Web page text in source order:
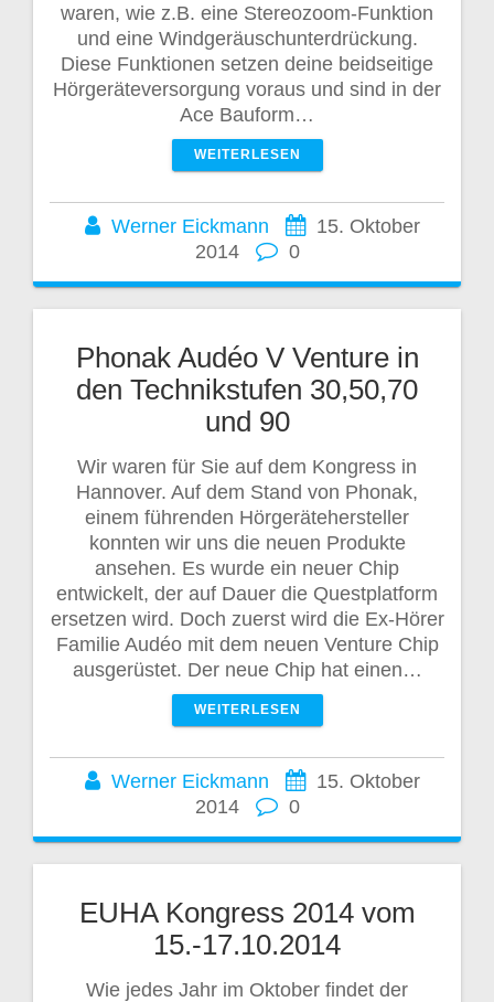
waren, wie z.B. eine Stereozoom-Funktion
und eine Windgeräuschunterdrückung.
Diese Funktionen setzen deine beidseitige
Hörgeräteversorgung voraus und sind in der
Ace Bauform…
WEITERLESEN
Werner Eickmann
15. Oktober
2014
0
Phonak Audéo V Venture in
den Technikstufen 30,50,70
und 90
Wir waren für Sie auf dem Kongress in
Hannover. Auf dem Stand von Phonak,
einem führenden Hörgerätehersteller
konnten wir uns die neuen Produkte
ansehen. Es wurde ein neuer Chip
entwickelt, der auf Dauer die Questplatform
ersetzen wird. Doch zuerst wird die Ex-Hörer
Familie Audéo mit dem neuen Venture Chip
ausgerüstet. Der neue Chip hat einen…
WEITERLESEN
Werner Eickmann
15. Oktober
2014
0
EUHA Kongress 2014 vom
15.-17.10.2014
Wie jedes Jahr im Oktober findet der